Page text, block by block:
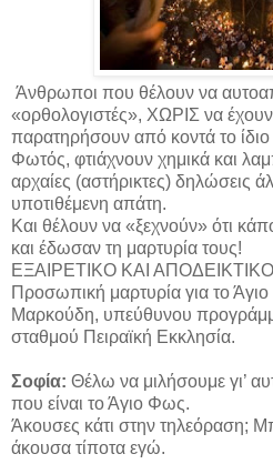
Άνθρωποι που θέλουν να
«ορθολογιστές», ΧΩΡΙΣ να
παρατηρήσουν από κοντά το ίδιο
Φωτός, φτιάχνουν χημικά και
αρχαίες (αστήρικτες) δηλώσεις
υποτιθέμενη απάτη.
Και θέλουν να «ξεχνούν» ότι
και έδωσαν τη μαρτυρία τους!
ΕΞΑΙΡΕΤΙΚΟ ΚΑΙ
Προσωπική μαρτυρία για το
Μαρκούδη, υπεύθυνου
σταθμού Πειραϊκή Εκκλησία.
Σοφία: Θέλω να μιλήσουμε γι’
που είναι το Άγιο Φως.
Άκουσες κάτι στην τηλεόραση;
άκουσα τίποτα εγώ.